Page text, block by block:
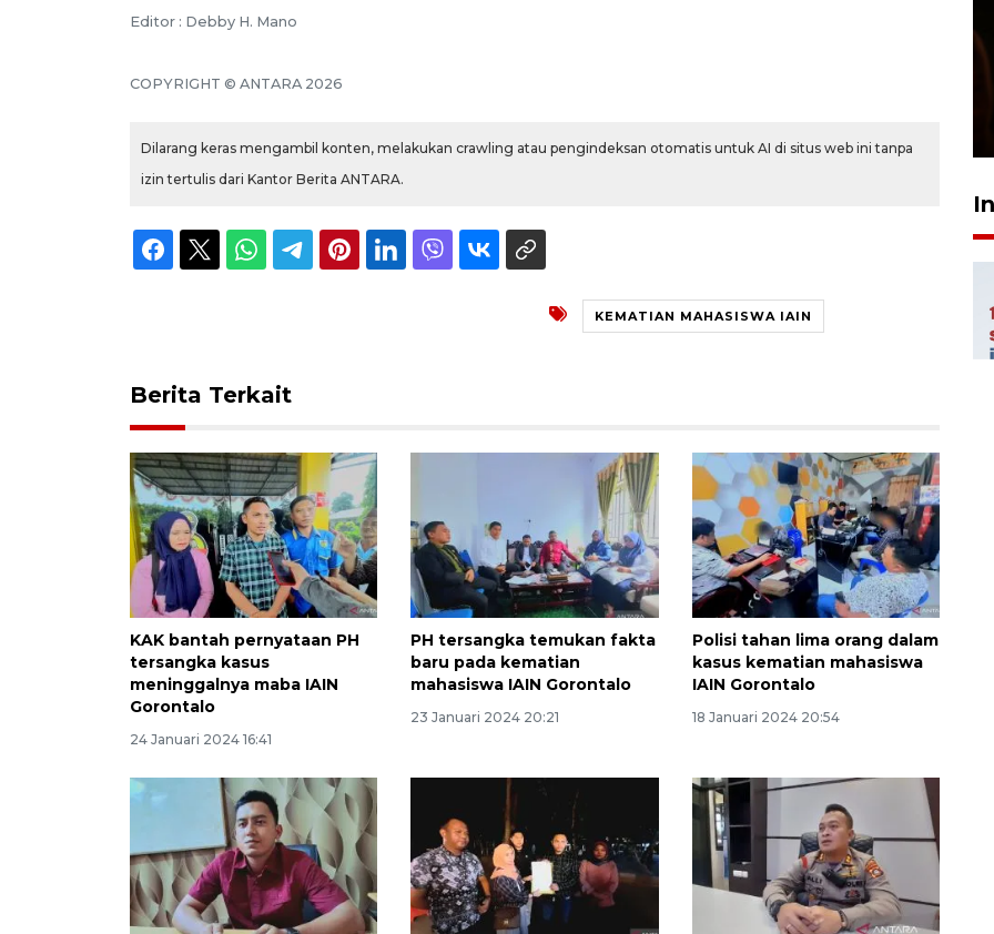
Editor : Debby H. Mano
COPYRIGHT © ANTARA 2026
Dilarang keras mengambil konten, melakukan crawling atau pengindeksan otomatis untuk AI di situs web ini tanpa
izin tertulis dari Kantor Berita ANTARA.
KEMATIAN MAHASISWA IAIN
Berita Terkait
KAK bantah pernyataan PH
tersangka kasus
meninggalnya maba IAIN
Gorontalo
24 Januari 2024 16:41
PH tersangka temukan fakta
baru pada kematian
mahasiswa IAIN Gorontalo
23 Januari 2024 20:21
Polisi tahan lima orang dalam
kasus kematian mahasiswa
IAIN Gorontalo
18 Januari 2024 20:54
Ekonomi triwulan II-2026
tumbuh 5,29 persen